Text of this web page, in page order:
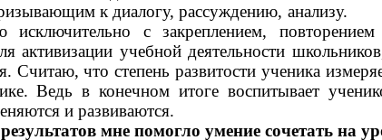
к диалогу, рассуждению, анализу.
исключительно с закреплением,
активизации учебной деятельности
Считаю, что степень развитости ученика
Ведь в конечном итоге воспитывает
и развиваются.
мне помогло умение сочетать на